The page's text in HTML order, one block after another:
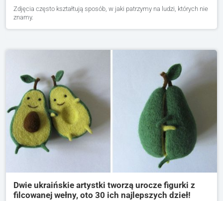
Zdjęcia często kształtują sposób, w jaki patrzymy na ludzi, których nie
znamy.
Dwie ukraińskie artystki tworzą urocze figurki z
filcowanej wełny, oto 30 ich najlepszych dzieł!